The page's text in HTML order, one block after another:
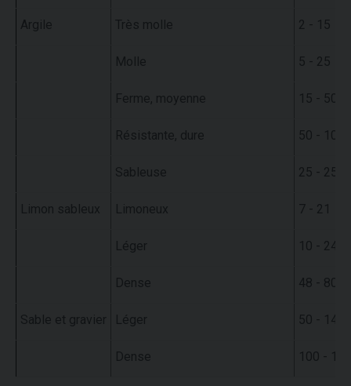
Argile Très molle 2 - 15
Molle 5 - 25
Ferme, moyenne 15 - 50
Résistante, dure 50 - 100
Sableuse 25 - 250
Limon sableux Limoneux 7 - 21
Léger 10 - 24
Dense 48 - 80
Sable et gravier Léger 50 - 145
Dense 100 - 190